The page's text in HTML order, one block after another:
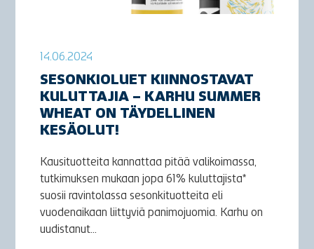
14.06.2024
SESONKIOLUET KIINNOSTAVAT
KULUTTAJIA – KARHU SUMMER
WHEAT ON TÄYDELLINEN
KESÄOLUT!
Kausituotteita kannattaa pitää valikoimassa,
tutkimuksen mukaan jopa 61% kuluttajista*
suosii ravintolassa sesonkituotteita eli
vuodenaikaan liittyviä panimojuomia. Karhu on
uudistanut...